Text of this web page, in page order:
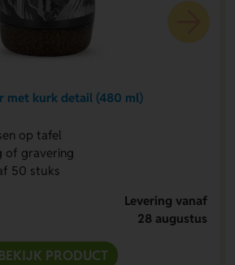
met kurk detail (480 ml)
op tafel
of gravering
50 stuks
Levering vanaf
28 augustus
PRODUCT